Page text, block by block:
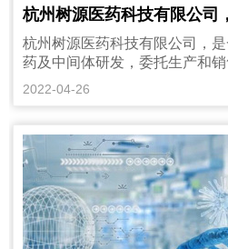
杭州树源医药科技有限公司
杭州树源医药科技有限公司，
药及中间体研发，委托生产和
2022-04-26